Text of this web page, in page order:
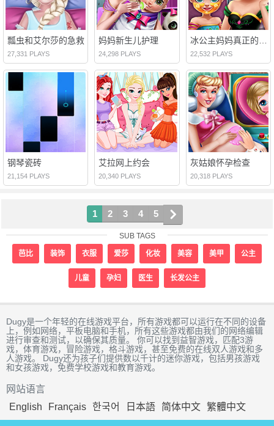
瓢虫和艾尔莎的急救
27,331 PLAYS
妈妈新生儿护理
24,298 PLAYS 22,532 PLAYS
钢琴瓷砖
21,154 PLAYS
艾拉网上约会
20,340 PLAYS
灰姑娘怀孕检查
20,318 PLAYS
1 2 3 4 5
SUB TAGS
芭比 装饰 衣服 爱莎 化妆 美容 美甲 公主
儿童 孕妇 医生 长发公主
Dugy是一个年轻的在线游戏平台，所有游戏都可以运行在不同的设备
上，例如网络，平板电脑和手机，所有这些游戏都由我们的网络编辑
进行审查和测试，以确保其质量。 你可以找到益智游戏，匹配3游
戏，体育游戏，冒险游戏，格斗游戏，甚至免费的在线双人游戏和多
人游戏。 Dugy还为孩子们提供数以千计的迷你游戏，包括男孩游戏
和女孩游戏，免费学校游戏和教育游戏。
网站语言
English
Français 한국어 日本語 简体中文 繁體中文